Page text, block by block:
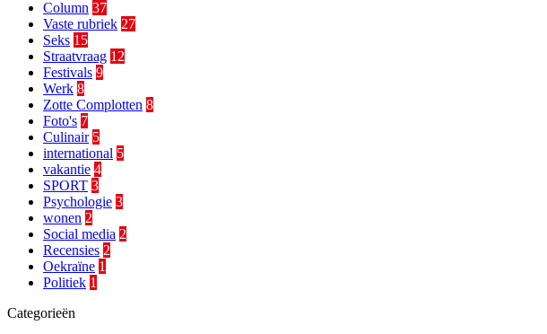
Column 37
Vaste rubriek 27
Seks 15
Straatvraag 12
Festivals 9
Werk 8
Zotte Complotten 8
Foto's 7
Culinair 5
international 5
vakantie 4
SPORT 3
Psychologie 3
wonen 2
Social media 2
Recensies 2
Oekraïne 1
Politiek 1
Categorieën